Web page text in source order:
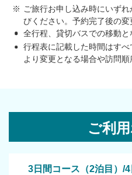
ご旅行お申し込み時にいず
びください。予約完了後の変
全行程、貸切バスでの移動と
行程表に記載した時間はす
より変更となる場合や訪問順
ご利
3日間コース（2泊目）/4